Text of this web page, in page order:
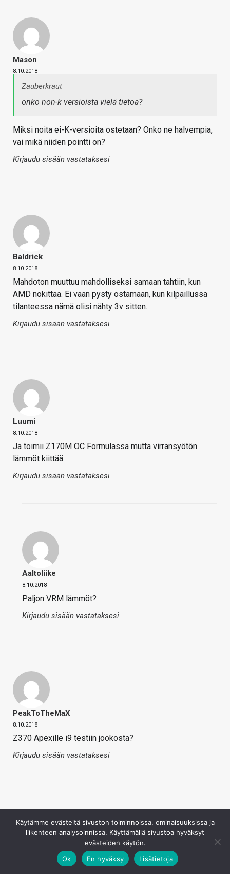
Mason
8.10.2018
Zauberkraut
onko non-k versioista vielä tietoa?
Miksi noita ei-K-versioita ostetaan? Onko ne halvempia,
vai mikä niiden pointti on?
Kirjaudu sisään vastataksesi
Baldrick
8.10.2018
Mahdoton muuttuu mahdolliseksi samaan tahtiin, kun
AMD nokittaa. Ei vaan pysty ostamaan, kun kilpaillussa
tilanteessa nämä olisi nähty 3v sitten.
Kirjaudu sisään vastataksesi
Luumi
8.10.2018
Ja toimii Z170M OC Formulassa mutta virransyötön
lämmöt kiittää.
Kirjaudu sisään vastataksesi
Aaltoliike
8.10.2018
Paljon VRM lämmöt?
Kirjaudu sisään vastataksesi
PeakToTheMaX
8.10.2018
Z370 Apexille i9 testiin jookosta?
Kirjaudu sisään vastataksesi
Käytämme evästeitä sivuston toiminnoissa, ominaisuuksissa ja
liikenteen analysoinnissa. Käyttämällä sivustoa hyväksyt
evästeiden käytön.
Ok
En hyväksy Lisätietoja